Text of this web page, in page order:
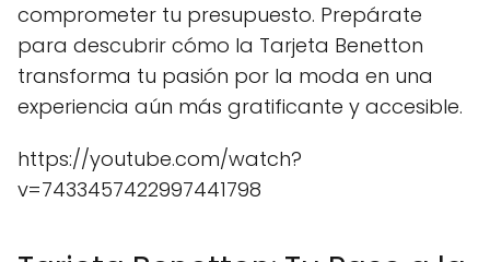
comprometer tu presupuesto. Prepárate
para descubrir cómo la Tarjeta Benetton
transforma tu pasión por la moda en una
experiencia aún más gratificante y accesible.
https://youtube.com/watch?
v=7433457422997441798